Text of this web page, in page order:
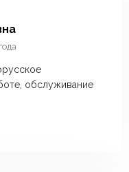
обслуживание